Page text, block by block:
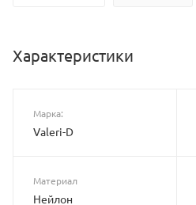
Характеристики
Марка:
Valeri-D
Материал
Нейлон